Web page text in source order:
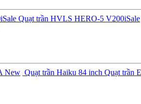
Sale Quạt trần HVLS HERO-5 V200iSale
New Quạt trần Haiku 84 inch Quạt trần